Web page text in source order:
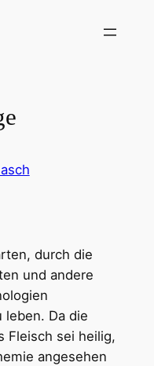
durch die
und andere
leben. Da die
Fleisch sei heilig,
angesehen